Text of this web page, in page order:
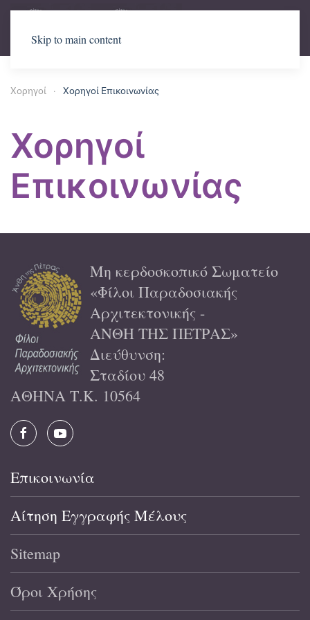
Skip to main content
Χορηγοί Χορηγοί Επικοινωνίας
Χορηγοί
Επικοινωνίας
Μη κερδοσκοπικό Σωματείο
«Φίλοι Παραδοσιακής
Αρχιτεκτονικής -
ΑΝΘΗ ΤΗΣ ΠΕΤΡΑΣ»
Διεύθυνση:
Σταδίου 48
ΑΘΗΝΑ Τ.Κ. 10564
Επικοινωνία
Αίτηση Εγγραφής Μέλους
Sitemap
Όροι Χρήσης